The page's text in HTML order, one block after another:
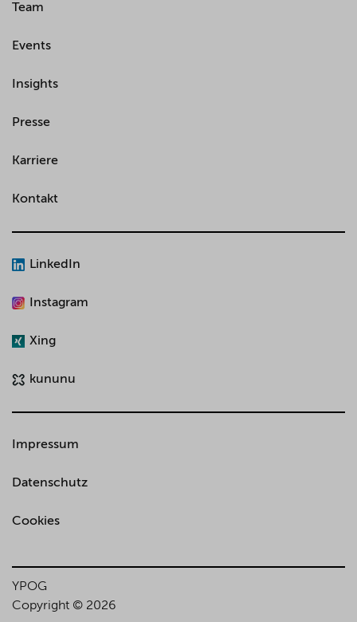
Team
Events
Insights
Presse
Karriere
Kontakt
LinkedIn
Instagram
Xing
kununu
Impressum
Datenschutz
Cookies
YPOG
Copyright © 2026